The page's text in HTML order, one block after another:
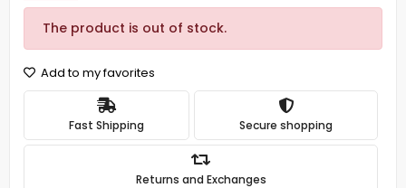
The product is out of stock.
Add to my favorites
Fast Shipping Secure shopping
Returns and Exchanges